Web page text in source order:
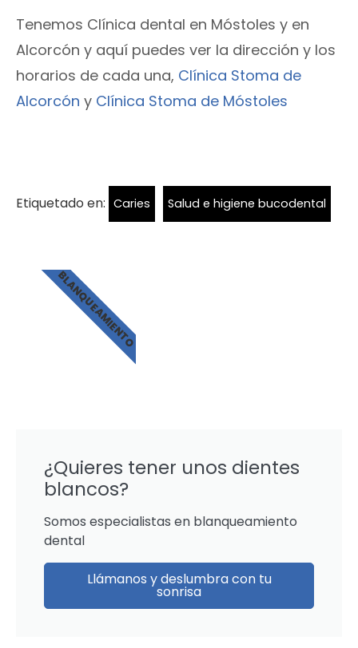
Tenemos Clínica dental en Móstoles y en
Alcorcón y aquí puedes ver la dirección y los
horarios de cada una, Clínica Stoma de
Alcorcón y Clínica Stoma de Móstoles
Etiquetado en: Caries Salud e higiene bucodental
¿Quieres tener unos dientes
blancos?
Somos especialistas en blanqueamiento
dental
Llámanos y deslumbra con tu
sonrisa
BLANQUEAMIENTO